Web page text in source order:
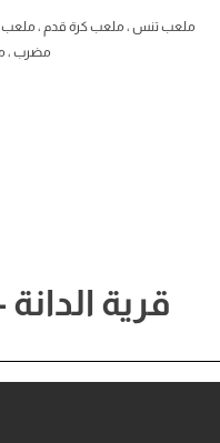
ملعب تنس ، ملعب كرة قدم ، ملعب
مضرب ،
قرية الدانة